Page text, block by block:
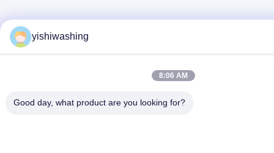
yishiwashing
8:06 AM
Good day, what product are you looking for?